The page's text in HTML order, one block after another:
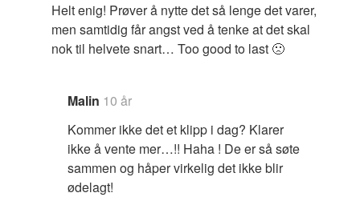
Helt enig! Prøver å nytte det så lenge det varer,
men samtidig får angst ved å tenke at det skal
nok til helvete snart… Too good to last 🙁
Malin 10 år
Kommer ikke det et klipp i dag? Klarer
ikke å vente mer…!! Haha ! De er så søte
sammen og håper virkelig det ikke blir
ødelagt!